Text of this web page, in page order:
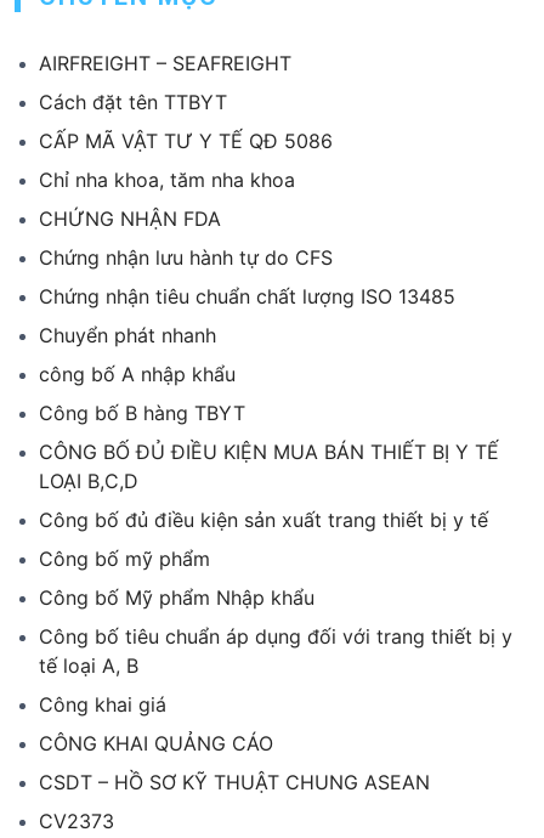
AIRFREIGHT – SEAFREIGHT
Cách đặt tên TTBYT
CẤP MÃ VẬT TƯ Y TẾ QĐ 5086
Chỉ nha khoa, tăm nha khoa
CHỨNG NHẬN FDA
Chứng nhận lưu hành tự do CFS
Chứng nhận tiêu chuẩn chất lượng ISO 13485
Chuyển phát nhanh
công bố A nhập khẩu
Công bố B hàng TBYT
CÔNG BỐ ĐỦ ĐIỀU KIỆN MUA BÁN THIẾT BỊ Y TẾ
LOẠI B,C,D
Công bố đủ điều kiện sản xuất trang thiết bị y tế
Công bố mỹ phẩm
Công bố Mỹ phẩm Nhập khẩu
Công bố tiêu chuẩn áp dụng đối với trang thiết bị y
tế loại A, B
Công khai giá
CÔNG KHAI QUẢNG CÁO
CSDT – HỒ SƠ KỸ THUẬT CHUNG ASEAN
CV2373